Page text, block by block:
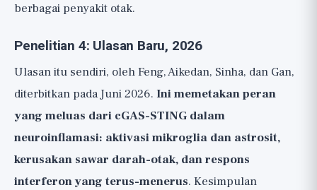
berbagai penyakit otak.
Penelitian 4: Ulasan Baru, 2026
Ulasan itu sendiri, oleh Feng, Aikedan, Sinha, dan Gan,
diterbitkan pada Juni 2026. Ini memetakan peran
yang meluas dari cGAS-STING dalam
neuroinflamasi: aktivasi mikroglia dan astrosit,
kerusakan sawar darah-otak, dan respons
interferon yang terus-menerus. Kesimpulan